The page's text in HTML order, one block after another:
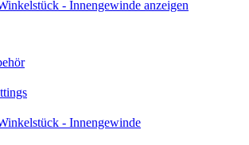
- Innengewinde anzeigen
- Innengewinde